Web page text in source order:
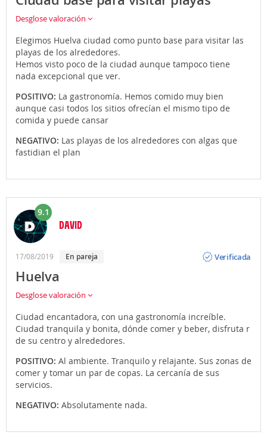
Desglose valoración
Elegimos Huelva ciudad como punto base para visitar las
playas de los alrededores.
Hemos visto poco de la ciudad aunque tampoco tiene
nada excepcional que ver.
POSITIVO: La gastronomía. Hemos comido muy bien
aunque casi todos los sitios ofrecían el mismo tipo de
comida y puede cansar
NEGATIVO: Las playas de los alrededores con algas que
fastidian el plan
9.1
DAVID
17/08/2019 En pareja
Verificada
Huelva
Desglose valoración
Ciudad encantadora, con una gastronomía increíble.
Ciudad tranquila y bonita, dónde comer y beber, disfruta r
de su centro y alrededores.
POSITIVO: Al ambiente. Tranquilo y relajante. Sus zonas de
comer y tomar un par de copas. La cercanía de sus
servicios.
NEGATIVO: Absolutamente nada.